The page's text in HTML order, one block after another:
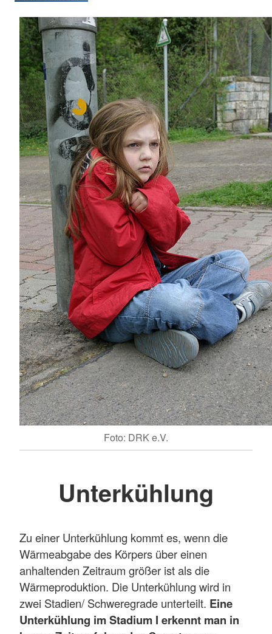
Foto: DRK e.V.
Unterkühlung
Zu einer Unterkühlung kommt es, wenn die
Wärmeabgabe des Körpers über einen
anhaltenden Zeitraum größer ist als die
Wärmeproduktion. Die Unterkühlung wird in
zwei Stadien/ Schweregrade unterteilt. Eine
Unterkühlung im Stadium I erkennt man in